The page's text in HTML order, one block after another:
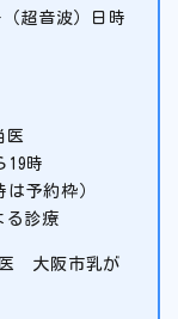
超音波）日時
医
19時
予約枠）
る診療
大阪市乳が